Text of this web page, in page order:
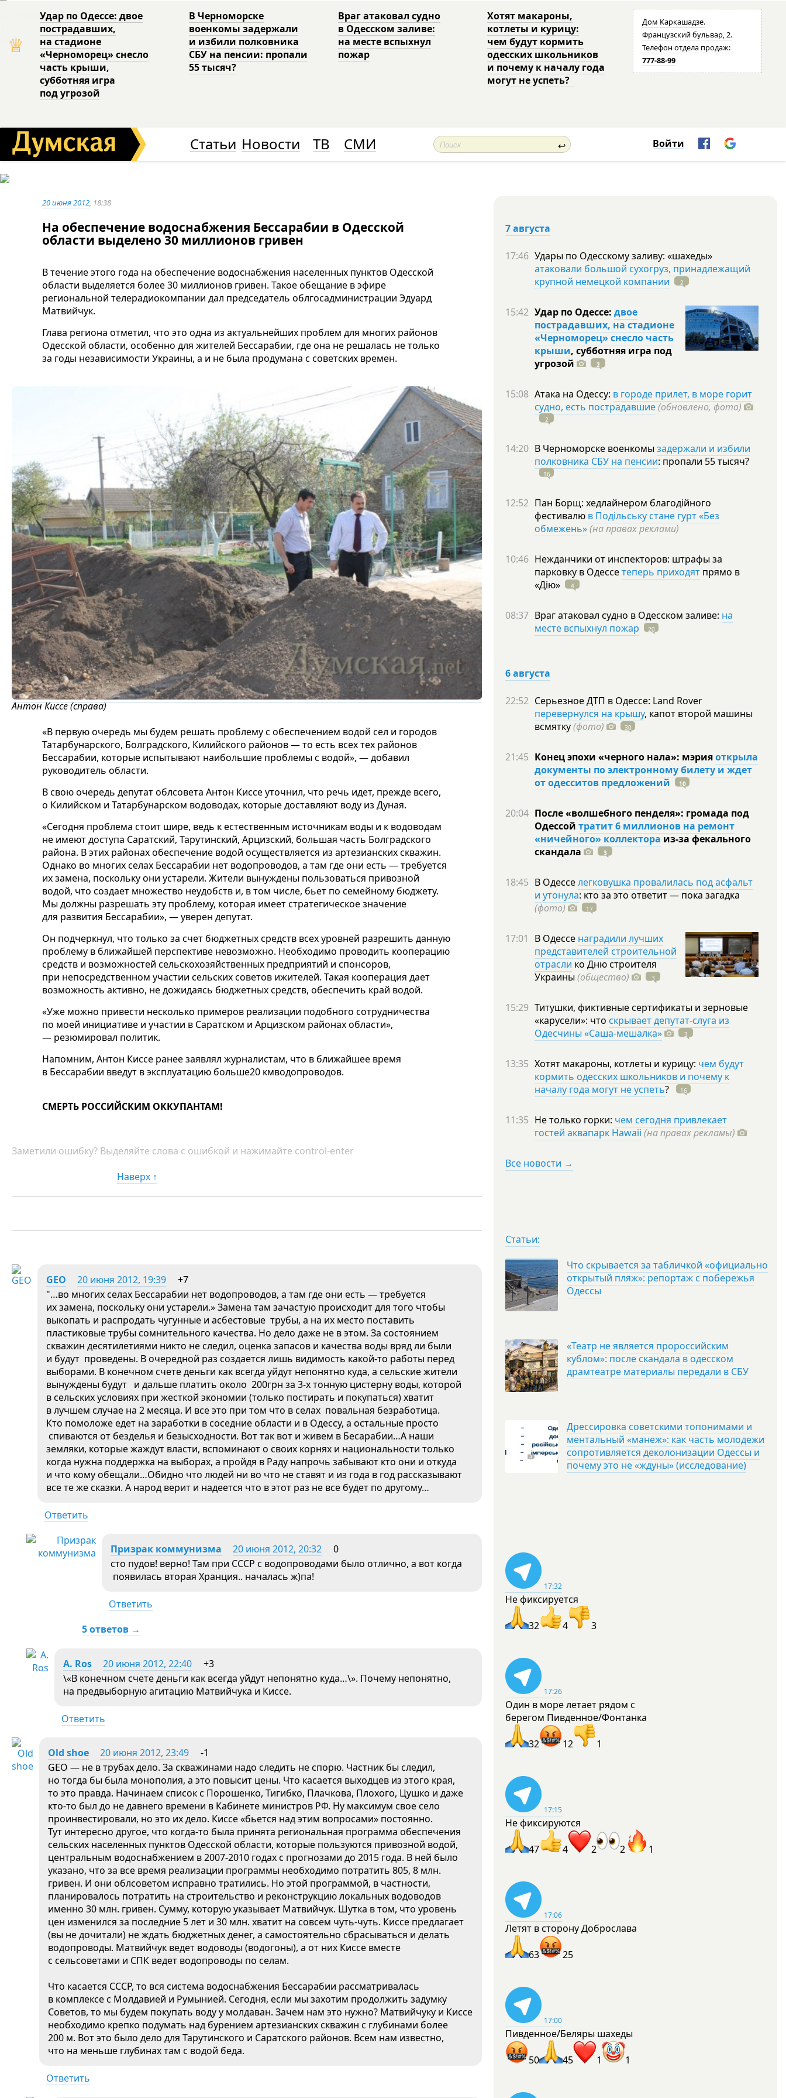
♕
Удар по Одессе: двое
пострадавших,
на стадионе
«Черноморец» снесло
часть крыши,
субботняя игра
под угрозой
В Черноморске
военкомы задержали
и избили полковника
СБУ на пенсии: пропали
55 тысяч?
Враг атаковал судно
в Одесском заливе:
на месте вспыхнул
пожар
Хотят макароны,
котлеты и курицу:
чем будут кормить
одесских школьников
и почему к началу года
могут не успеть?
Дом Каркашадзе.
Французский бульвар, 2.
Телефон отдела продаж:
777-88-99
Статьи Новости ТВ СМИ ↩ Войти
20 июня 2012, 18:38
На обеспечение водоснабжения Бессарабии в Одесской
области выделено 30 миллионов гривен
В течение этого года на обеспечение водоснабжения населенных пунктов Одесской
области выделяется более 30 миллионов гривен. Такое обещание в эфире
региональной телерадиокомпании дал председатель облгосадминистрации Эдуард
Матвийчук.
Глава региона отметил, что это одна из актуальнейших проблем для многих районов
Одесской области, особенно для жителей Бессарабии, где она не решалась не только
за годы независимости Украины, а и не была продумана с советских времен.
Антон Киссе (справа)
«В первую очередь мы будем решать проблему с обеспечением водой сел и городов
Татарбунарского, Болградского, Килийского районов — то есть всех тех районов
Бессарабии, которые испытывают наибольшие проблемы с водой», — добавил
руководитель области.
В свою очередь депутат облсовета Антон Киссе уточнил, что речь идет, прежде всего,
о Килийском и Татарбунарском водоводах, которые доставляют воду из Дуная.
«Сегодня проблема стоит шире, ведь к естественным источникам воды и к водоводам
не имеют доступа Саратский, Тарутинский, Арцизский, большая часть Болградского
района. В этих районах обеспечение водой осуществляется из артезианских скважин.
Однако во многих селах Бессарабии нет водопроводов, а там где они есть — требуется
их замена, поскольку они устарели. Жители вынуждены пользоваться привозной
водой, что создает множество неудобств и, в том числе, бьет по семейному бюджету.
Мы должны разрешать эту проблему, которая имеет стратегическое значение
для развития Бессарабии», — уверен депутат.
Он подчеркнул, что только за счет бюджетных средств всех уровней разрешить данную
проблему в ближайшей перспективе невозможно. Необходимо проводить кооперацию
средств и возможностей сельскохозяйственных предприятий и спонсоров,
при непосредственном участии сельских советов ижителей. Такая кооперация дает
возможность активно, не дожидаясь бюджетных средств, обеспечить край водой.
«Уже можно привести несколько примеров реализации подобного сотрудничества
по моей инициативе и участии в Саратском и Арцизском районах области»,
— резюмировал политик.
Напомним, Антон Киссе ранее заявлял журналистам, что в ближайшее время
в Бессарабии введут в эксплуатацию больше20 кмводопроводов.
СМЕРТЬ РОССИЙСКИМ ОККУПАНТАМ!
Заметили ошибку? Выделяйте слова с ошибкой и нажимайте control-enter
Наверх ↑
GEO 20 июня 2012, 19:39
+7
"…во многих селах Бессарабии нет водопроводов, а там где они есть — требуется
их замена, поскольку они устарели.» Замена там зачастую происходит для того чтобы
выкопать и распродать чугунные и асбестовые трубы, а на их место поставить
пластиковые трубы сомнительного качества. Но дело даже не в этом. За состоянием
скважин десятилетиями никто не следил, оценка запасов и качества воды вряд ли были
и будут проведены. В очередной раз создается лишь видимость какой-то работы перед
выборами. В конечном счете деньги как всегда уйдут непонятно куда, а сельские жители
вынуждены будут и дальше платить около 200грн за 3-х тонную цистерну воды, которой
в сельских условиях при жесткой экономии (только постирать и покупаться) хватит
в лучшем случае на 2 месяца. И все это при том что в селах повальная безработица.
Кто помоложе едет на заработки в соседние области и в Одессу, а остальные просто
спиваются от безделья и безысходности. Вот так вот и живем в Бесарабии…А наши
земляки, которые жаждут власти, вспоминают о своих корнях и национальности только
когда нужна поддержка на выборах, а пройдя в Раду напрочь забывают кто они и откуда
и что кому обещали…Обидно что людей ни во что не ставят и из года в год рассказывают
все те же сказки. А народ верит и надеется что в этот раз не все будет по другому…
Ответить
Призрак коммунизма 20 июня 2012, 20:32
0
сто пудов! верно! Там при СССР с водопроводами было отлично, а вот когда
появилась вторая Хранция.. началась ж)па!
Ответить
5 ответов →
A. Ros 20 июня 2012, 22:40
+3
\«В конечном счете деньги как всегда уйдут непонятно куда…\». Почему непонятно,
на предвыборную агитацию Матвийчука и Киссе.
Ответить
Old shoe 20 июня 2012, 23:49
-1
GEO — не в трубах дело. За скважинами надо следить не спорю. Частник бы следил,
но тогда бы была монополия, а это повысит цены. Что касается выходцев из этого края,
то это правда. Начинаем список с Порошенко, Тигибко, Плачкова, Плохого, Цушко и даже
кто-то был до не давнего времени в Кабинете министров РФ. Ну максимум свое село
проинвестировали, но это их дело. Киссе «бьется над этим вопросами» постоянно.
Тут интересно другое, что когда-то была принята региональная программа обеспечения
сельских населенных пунктов Одесской области, которые пользуются привозной водой,
центральным водоснабжением в 2007-2010 годах с прогнозами до 2015 года. В ней было
указано, что за все время реализации программы необходимо потратить 805, 8 млн.
гривен. И они облсоветом исправно тратились. Но этой программой, в частности,
планировалось потратить на строительство и реконструкцию локальных водоводов
именно 30 млн. гривен. Сумму, которую указывает Матвийчук. Шутка в том, что уровень
цен изменился за последние 5 лет и 30 млн. хватит на совсем чуть-чуть. Киссе предлагает
(вы не дочитали) не ждать бюджетных денег, а самостоятельно сбрасываться и делать
водопроводы. Матвийчук ведет водоводы (водогоны), а от них Киссе вместе
с сельсоветами и СПК ведет водопроводы по селам.
Что касается СССР, то вся система водоснабжения Бессарабии рассматривалась
в комплексе с Молдавией и Румынией. Сегодня, если мы захотим продолжить задумку
Советов, то мы будем покупать воду у молдаван. Зачем нам это нужно? Матвийчуку и Киссе
необходимо крепко подумать над бурением артезианских скважин с глубинами более
200 м. Вот это было дело для Тарутинского и Саратского районов. Всем нам известно,
что на меньше глубинах там с водой беда.
Ответить
7 августа
17:46 Удары по Одесскому заливу: «шахеды»
атаковали большой сухогруз, принадлежащий
крупной немецкой компании
2
15:42 Удар по Одессе: двое
пострадавших, на стадионе
«Черноморец» снесло часть
крыши, субботняя игра под
угрозой
2
15:08 Атака на Одессу: в городе прилет, в море горит
судно, есть пострадавшие(обновлено, фото)
2
14:20 В Черноморске военкомы задержали и избили
полковника СБУ на пенсии: пропали 55тысяч?
16
12:52 Пан Борщ: хедлайнером благодійного
фестивалю в Подільську стане гурт «Без
обмежень»(на правах реклами)
10:46 Нежданчики от инспекторов: штрафы за
парковку в Одессетеперь приходят прямо в
«Дію»
4
08:37 Враг атаковал судно в Одесском заливе: на
месте вспыхнул пожар
20
6 августа
22:52 Серьезное ДТП в Одессе: Land Rover
перевернулся на крышу, капот второй машины
всмятку(фото) 30
21:45 Конец эпохи «черного нала»: мэрияоткрыла
документы по электронному билету и ждет
от одесситов предложений
10
20:04 После «волшебного пенделя»: громада под
Одессой тратит 6 миллионов на ремонт
«ничейного» коллектора из-за фекального
скандала
3
18:45 В Одесселегковушка провалилась под асфальт
и утонула: кто за это ответит — пока загадка
(фото)
17
17:01 В Одессе наградили лучших
представителей строительной
отрасли ко Дню строителя
Украины (общество) 3
15:29 Титушки, фиктивные сертификаты и зерновые
«карусели»: что скрывает депутат-слуга из
Одесчины «Саша-мешалка»
3
13:35 Хотят макароны, котлеты и курицу: чем будут
кормить одесских школьников и почему к
началу года могут не успеть? 16
11:35 Не только горки: чем сегодня привлекает
гостей аквапарк Hawaii (на правах рекламы)
Все новости →
Статьи:
Что скрывается за табличкой «официально
открытый пляж»: репортаж с побережья
Одессы
«Театр не является пророссийским
кублом»: после скандала в одесском
драмтеатре материалы передали в СБУ
Дрессировка советскими топонимами и
ментальный «манеж»: как часть молодежи
сопротивляется деколонизации Одессы и
почему это не «ждуны» (исследование)
17:32
Не фиксируется
32 4 3
17:26
Один в море летает рядом с
берегом Пивденное/Фонтанка
32 12 1
17:15
Не фиксируются
47 4 2 2 1
17:06
Летят в сторону Доброслава
63 25
17:00
Пивденное/Беляры шахеды
50 45 1 1